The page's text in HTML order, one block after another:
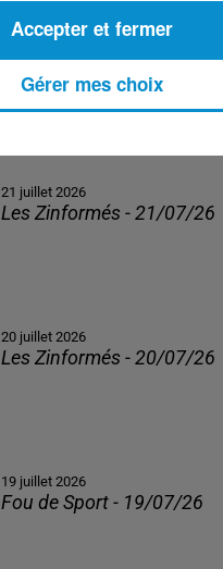
21 juillet 2026
Les Zinformés - 21/07/26
20 juillet 2026
Les Zinformés - 20/07/26
19 juillet 2026
Fou de Sport - 19/07/26
Gérer mes choix
Accepter et fermer